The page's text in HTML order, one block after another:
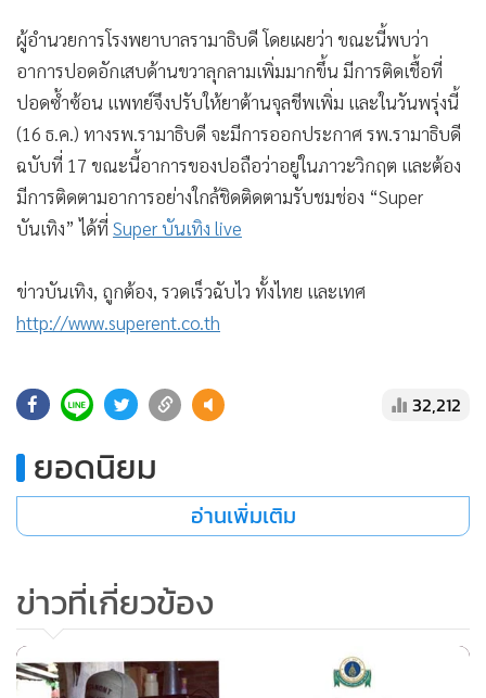
ผู้อำนวยการโรงพยาบาลรามาธิบดี โดยเผยว่า ขณะนี้พบว่า
อาการปอดอักเสบด้านขวาลุกลามเพิ่มมากขึ้น มีการติดเชื้อที่
ปอดซ้ำซ้อน แพทย์จึงปรับให้ยาต้านจุลชีพเพิ่ม และในวันพรุ่งนี้
(16 ธ.ค.) ทางรพ.รามาธิบดี จะมีการออกประกาศ รพ.รามาธิบดี
ฉบับที่ 17 ขณะนี้อาการของปอถือว่าอยู่ในภาวะวิกฤต และต้อง
มีการติดตามอาการอย่างใกล้ชิดติดตามรับชมช่อง “Super
บันเทิง” ได้ที่ Super บันเทิง live
ข่าวบันเทิง, ถูกต้อง, รวดเร็วฉับไว ทั้งไทย และเทศ
http://www.superent.co.th
ติดตามความเคลื่อนไหวอินสตาแกรมดาราทั้งไทยและเทศตลอด
24 ชั่วโมงได้ที่ซูเปอร์สตาแกรม 32,212
ยอดนิยม
อ่านเพิ่มเติม
ข่าวที่เกี่ยวข้อง